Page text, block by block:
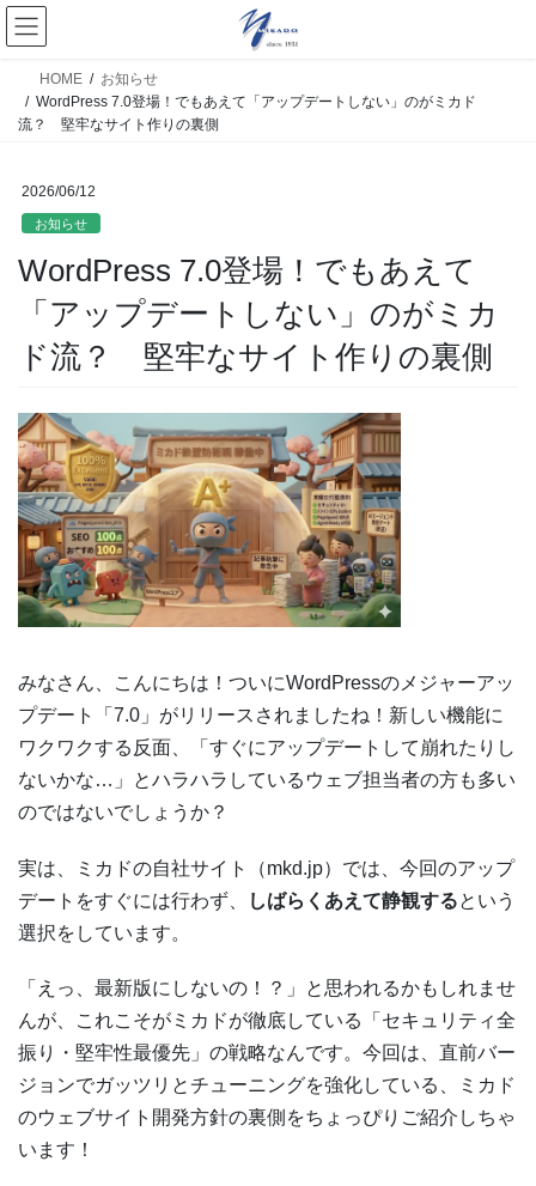
HOME
お知らせ
WordPress 7.0登場！でもあえて「アップデートしない」のがミカド
流？ 堅牢なサイト作りの裏側
2026/06/12
お知らせ
WordPress 7.0登場！でもあえて
「アップデートしない」のがミカ
ド流？ 堅牢なサイト作りの裏側
みなさん、こんにちは！ついにWordPressのメジャーアッ
プデート「7.0」がリリースされましたね！新しい機能に
ワクワクする反面、「すぐにアップデートして崩れたりし
ないかな…」とハラハラしているウェブ担当者の方も多い
のではないでしょうか？
実は、ミカドの自社サイト（mkd.jp）では、今回のアップ
デートをすぐには行わず、
しばらくあえて静観するという
選択をしています。
「えっ、最新版にしないの！？」と思われるかもしれませ
んが、これこそがミカドが徹底している「セキュリティ全
振り・堅牢性最優先」の戦略なんです。今回は、直前バー
ジョンでガッツリとチューニングを強化している、ミカド
のウェブサイト開発方針の裏側をちょっぴりご紹介しちゃ
います！